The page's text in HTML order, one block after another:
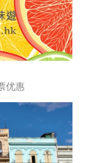
优惠